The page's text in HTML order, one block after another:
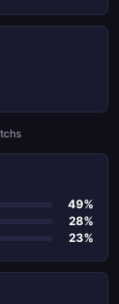
49%
28%
23%